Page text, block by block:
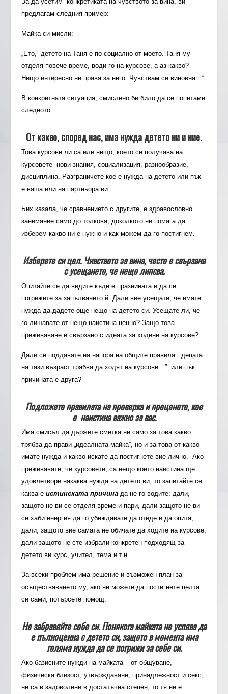
предлагам следния пример:
Майка си мисли:
„Ето, детето на Таня е по-социално от моето. Таня му
отделя повече време, води го на курсове, а аз какво?
Нищо интересно не правя за него. Чувствам се виновна…“
В конкретната ситуация, смислено би било да се попитаме
следното:
От какво, според нас, има нужда детето ни и ние.
Това курсове ли са или нещо, което се получава на
курсовете- нови знания, социализация, разнообразие,
дисциплина. Разграничете кое е нужда на детето или пък
е ваша или на партньора ви.
Бих казала, че сравнението с другите, е здравословно
занимание само до толкова, доколкото ни помага да
изберем какво ни е нужно и как можем да го постигнем.
Изберете си цел. Чивството за вина, често е свързана
с усещането, че нещо липсва.
Опитайте се да видите къде е празнината и да се
погрижите за запълването й. Дали вие усещате, че имате
нужда да дадете още нещо на детето си. Усещате ли, че
го лишавате от нещо наистина ценно? Защо това
преживяване е свързано с идеята за ходене на курсове?
Дали се поддавате на напора на общите правила: „децата
на тази възраст трябва да ходят на курсове…” или пък
причината е друга?
Подложете правилата на проверка и преценете, кое
е наистина важно за вас.
Има смисъл да държите сметка не само за това какво
трябва да прави „идеалната майка”, но и за това от какво
имате нужда и какво искате да постигнете вие лично. Ако
преживявате, че курсовете, са нещо което наистина ще
удовлетвори някаква нужда на детето ви, то запитайте се
каква еистинската причина да не го водите: дали,
защото не ви се отделя време и пари, дали защото не ви
се хаби енергия да го убеждавате да отиде и да опита,
дали, защото вие самата не обичате да ходите на курсове,
дали защото не сте избрали конкретен подходящ за
детето ви курс, учител, тема и т.н.
За всеки проблем има решение и възможен план за
осъществяването му, ако не можете да постигнете целта
си сами, потърсете помощ.
Не забравяйте себе си. Понякога майката не успява да
е пълноценна с детето си, защото в момента има
голяма нужда да се погрижи за себе си.
Ако базисните нужди на майката – от общуване,
физическа близост, утвърждаване, принадлежност и секс,
не са в задоволени в достатъчна степен, то тя не е